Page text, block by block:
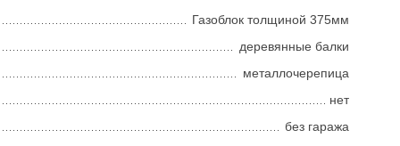
Газоблок толщиной 375мм
деревянные балки
металлочерепица
нет
без гаража